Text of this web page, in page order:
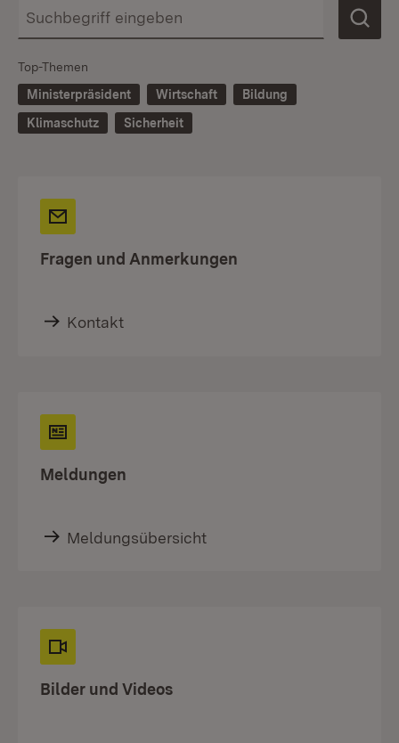
Top-Themen
Ministerpräsident
Wirtschaft
Bildung
Klimaschutz
Sicherheit
Fragen und Anmerkungen
Kontakt
Meldungen
Meldungsübersicht
Bilder und Videos